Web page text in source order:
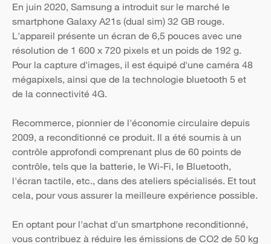
En juin 2020, Samsung a introduit sur le marché le
smartphone Galaxy A21s (dual sim) 32 GB rouge.
L'appareil présente un écran de 6,5 pouces avec une
résolution de 1 600 x 720 pixels et un poids de 192 g.
Pour la capture d'images, il est équipé d'une caméra 48
mégapixels, ainsi que de la technologie bluetooth 5 et
de la connectivité 4G.
Recommerce, pionnier de l'économie circulaire depuis
2009, a reconditionné ce produit. Il a été soumis à un
contrôle approfondi comprenant plus de 60 points de
contrôle, tels que la batterie, le Wi-Fi, le Bluetooth,
l'écran tactile, etc., dans des ateliers spécialisés. Et tout
cela, pour vous assurer la meilleure expérience possible.
En optant pour l'achat d'un smartphone reconditionné,
vous contribuez à réduire les émissions de CO2 de 50 kg